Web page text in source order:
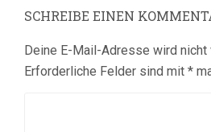
SCHREIBE EINEN
Deine E-Mail-Adresse wird
Erforderliche Felder sind mit *